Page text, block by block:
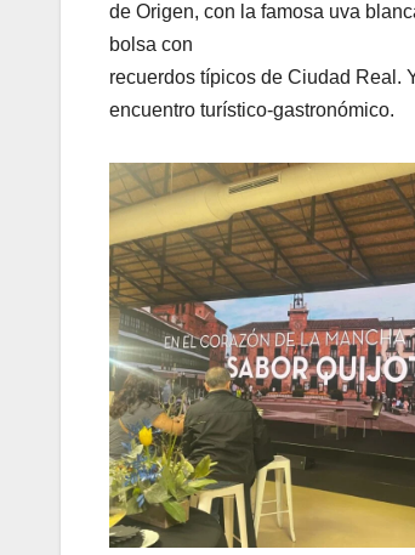
de Origen, con la famosa uva
bolsa con
recuerdos típicos de Ciudad Real.
encuentro turístico-gastronómico.